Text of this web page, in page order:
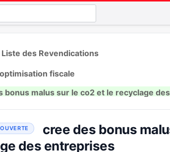
des Revendications
fiscale
bonus malus sur le co2 et le recyclage
cree des bonus
des entreprises